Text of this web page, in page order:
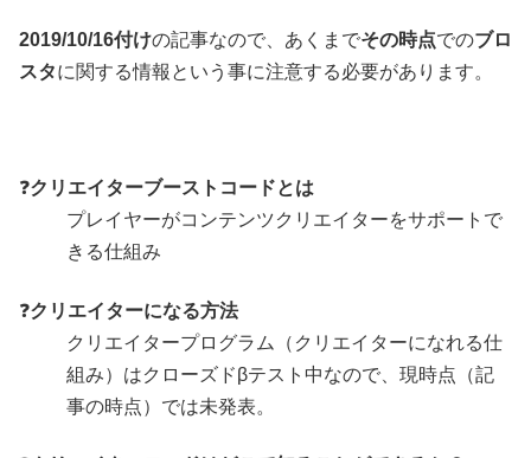
2019/10/16付けの記事なので、あくまでその時点でのブロ
スタに関する情報という事に注意する必要があります。
❓クリエイターブーストコードとは
プレイヤーがコンテンツクリエイターをサポートで
きる仕組み
❓クリエイターになる方法
クリエイタープログラム（クリエイターになれる仕
組み）はクローズドβテスト中なので、現時点（記
事の時点）では未発表。